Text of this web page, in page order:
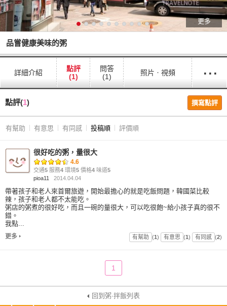
更多
品嘗健康美味的粥
詳細介紹
點評
(1)
問答
(1)
照片ㆍ視頻 ···
點評(1) 撰寫點評
有幫助 有意思 有同感 投稿順 評價順
很好吃的粥，量很大
4.6
交通5 服務4 環境5 價格4 味道5
pioa11
2014.04.04
帶著孩子和老人來首爾旅遊，開始最擔心的就是吃飯問題，韓國菜比較
辣，孩子和老人都不太能吃。
粥店的粥煮的很好吃，而且一碗的量很大，可以吃很飽~給小孩子真的很不
錯。
我點...
更多 有幫助 (1) 有意思 (1) 有同感 (2)
1
回到粥·拌飯列表